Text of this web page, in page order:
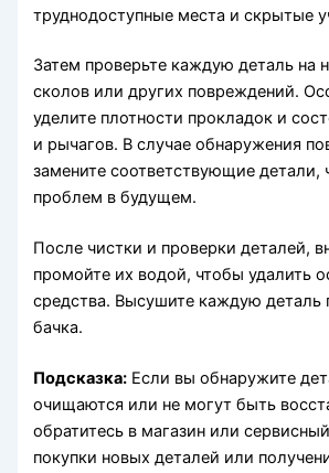
труднодоступные места и скрытые
Затем проверьте каждую деталь на
сколов или других повреждений.
уделите плотности прокладок и
и рычагов. В случае обнаружения
замените соответствующие детали,
проблем в будущем.
После чистки и проверки деталей,
промойте их водой, чтобы удалить
средства. Высушите каждую деталь
бачка.
Подсказка: Если вы обнаружите
очищаются или не могут быть
обратитесь в магазин или
покупки новых деталей или